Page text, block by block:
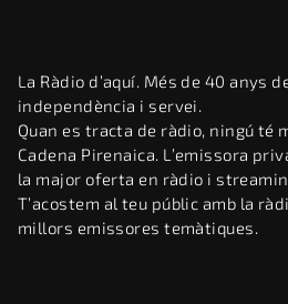
La Ràdio d’aquí. Més de 40 anys
independència i servei.
Quan es tracta de ràdio, ningú té
Cadena Pirenaica. L’emissora
la major oferta en ràdio i
T’acostem al teu públic amb la
millors emissores temàtiques.